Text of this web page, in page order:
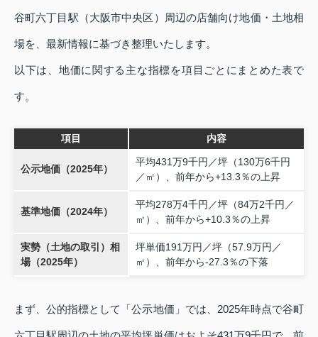
谷町六丁目駅（大阪市中央区）周辺の店舗向け地価・土地相
場を、最新情報に基づき整理いたします。
以下は、地価に関する主な指標を項目ごとにまとめた表で
す。
項目 内容
公示地価（2025年）
平均431万9千円／坪（130万6千円
／㎡）、前年から+13.3％の上昇
基準地価（2024年）
平均278万4千円／坪（84万2千円／
㎡）、前年から+10.3％の上昇
実勢（土地の取引）相
場（2025年）
坪単価191万円／坪（57.9万円／
㎡）、前年から‐27.3％の下落
まず、公的指標として「公示地価」では、2025年時点で谷町